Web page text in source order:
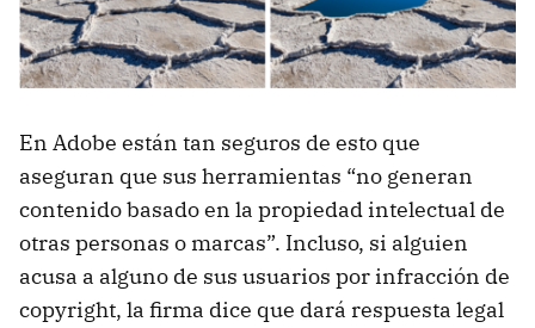
En Adobe están tan seguros de esto que
aseguran que sus herramientas “no generan
contenido basado en la propiedad intelectual de
otras personas o marcas”. Incluso, si alguien
acusa a alguno de sus usuarios por infracción de
copyright, la firma dice que dará respuesta legal